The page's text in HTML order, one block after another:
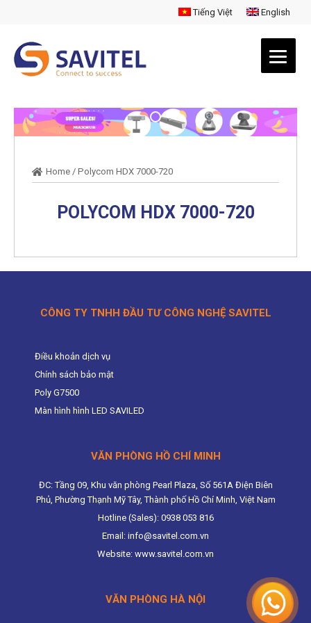
Tiếng Việt English
Home / Polycom HDX 7000-720
POLYCOM HDX 7000-720
CÔNG TY TNHH ĐẦU TƯ CÔNG NGHỆ SAVITEL
Điều khoản dịch vụ
Chính sách bảo mật
Poly G7500
Màn hình hình LED SAVILED
VĂN PHÒNG HỒ CHÍ MINH
ĐC: Tầng 09, Khu văn phòng Pearl Plaza, Số 561A Điện Biên
Phủ, Phường Thạnh Mỹ Tây, Thành phố Hồ Chí Minh, Việt Nam
Hotline (Sales): 0938 053 816
Email: info@savitel.com.vn
Website: www.savitel.com.vn
VĂN PHÒNG HÀ NỘI